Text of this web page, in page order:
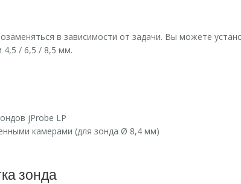
в зависимости от задачи. Вы можете
4,5 / 6,5 / 8,5 мм.
камерами (для зонда Ø 8,4 мм)
зонда